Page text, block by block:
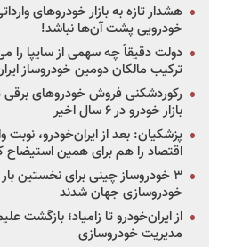
هشدار تازه به بازار خودروهای
خودرویی پشت آن‌ها نباشد!
دولت دقیقاً چه سهمی از سایپا را
ترکیب مالکان دومین خودروساز
رکوردشکنی فروش خودروهای برقی
بازار خودرو در ۶ سال اخیر
پزشکیان: بعد از ایران‌خودرو، نوبت
اقتصاد را هم برای همین استیضاح
خودروسازی جهان شدند
از ایران‌خودرو تا زامیاد؛ بازگشت
مدیریت خودروسازی